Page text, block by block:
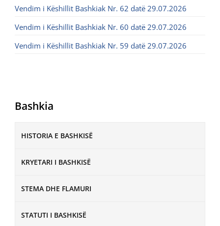
Bashkia
HISTORIA E BASHKISË
KRYETARI I BASHKISË
STEMA DHE FLAMURI
STATUTI I BASHKISË
Vendim i Këshillit Bashkiak Nr. 62 datë 29.07.2026
Vendim i Këshillit Bashkiak Nr. 60 datë 29.07.2026
Vendim i Këshillit Bashkiak Nr. 59 datë 29.07.2026